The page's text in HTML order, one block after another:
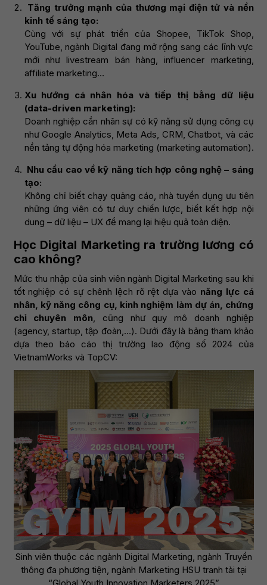
Tăng trưởng mạnh của thương mại điện tử và nền
kinh tế sáng tạo:
Cùng với sự phát triển của Shopee, TikTok Shop,
YouTube, ngành Digital đang mở rộng sang các lĩnh vực
mới như livestream bán hàng, influencer marketing,
affiliate marketing…
Xu hướng cá nhân hóa và tiếp thị bằng dữ liệu
(data-driven marketing):
Doanh nghiệp cần nhân sự có kỹ năng sử dụng công cụ
như Google Analytics, Meta Ads, CRM, Chatbot, và các
nền tảng tự động hóa marketing (marketing automation).
Nhu cầu cao về kỹ năng tích hợp công nghệ – sáng
tạo:
Không chỉ biết chạy quảng cáo, nhà tuyển dụng ưu tiên
những ứng viên có tư duy chiến lược, biết kết hợp nội
dung – dữ liệu – UX để mang lại hiệu quả toàn diện.
Học Digital Marketing ra trường lương có
cao không?
Mức thu nhập của sinh viên ngành Digital Marketing sau khi
tốt nghiệp có sự chênh lệch rõ rệt dựa vào năng lực cá
nhân, kỹ năng công cụ, kinh nghiệm làm dự án, chứng
chỉ chuyên môn, cũng như quy mô doanh nghiệp
(agency, startup, tập đoàn,…). Dưới đây là bảng tham khảo
dựa theo báo cáo thị trường lao động số 2024 của
VietnamWorks và TopCV:
Sinh viên thuộc các ngành Digital Marketing, ngành Truyền
thông đa phương tiện, ngành Marketing HSU tranh tài tại